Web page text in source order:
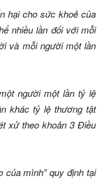
hại cho sức khoẻ của
nhiều lần đối với mỗi
và mỗi người một lần
người một lần tỷ lệ
khác tỷ lệ thương tật
xử theo khoản 3 Điều
của mình” quy định tại